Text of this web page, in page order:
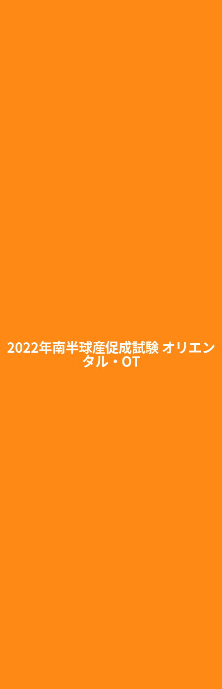
2022年南半球産促成試験 オリエン
タル・OT